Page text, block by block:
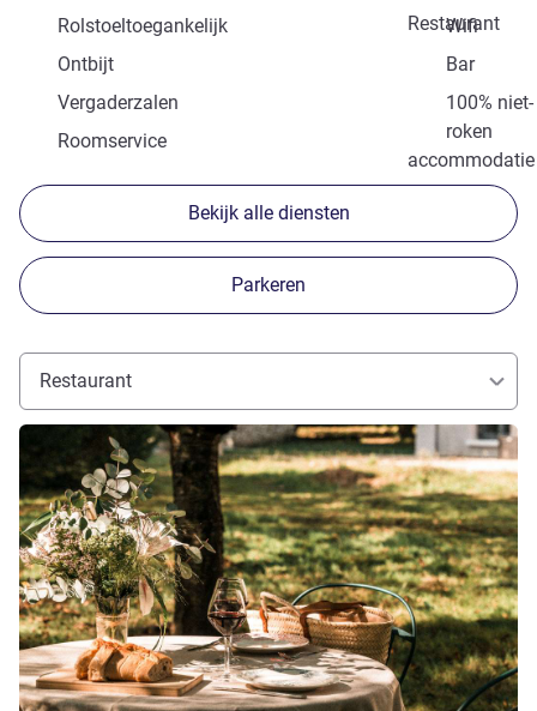
Restaurant
Rolstoeltoegankelijk
Wifi
Ontbijt
Bar
Vergaderzalen
100% niet-
roken
accommodatie
Roomservice
Bekijk alle diensten
Parkeren
Restaurant
Meer informatie